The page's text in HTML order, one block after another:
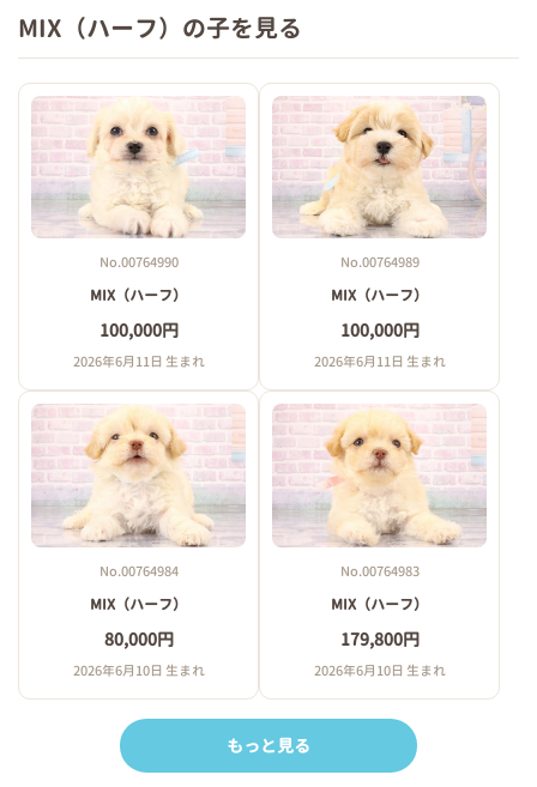
MIX（ハーフ）の子を見る
No.00764990
MIX（ハーフ）
100,000円
2026年6月11日 生まれ
No.00764989
MIX（ハーフ）
100,000円
2026年6月11日 生まれ
No.00764984
MIX（ハーフ）
80,000円
2026年6月10日 生まれ
No.00764983
MIX（ハーフ）
179,800円
2026年6月10日 生まれ
もっと見る